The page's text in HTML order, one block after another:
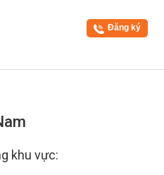
Đăng ký
khu vực: